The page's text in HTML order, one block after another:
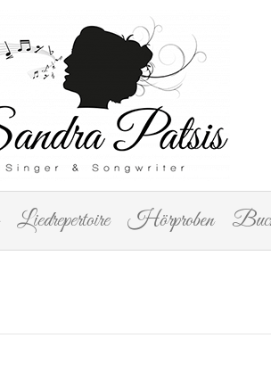
Liedrepertoire Hörproben